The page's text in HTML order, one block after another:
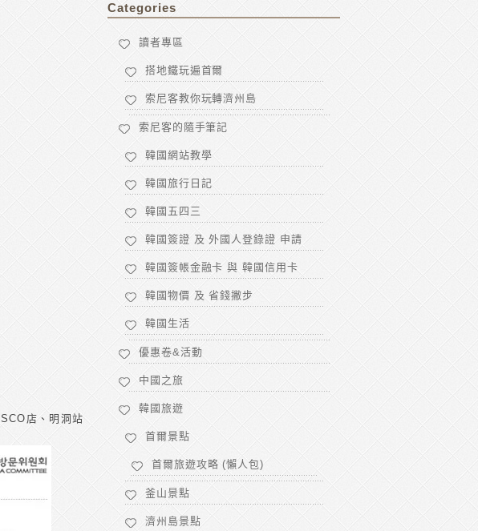
店、明洞站
Categories
讀者專區
搭地鐵玩遍首爾
索尼客教你玩轉濟州島
索尼客的隨手筆記
韓國網站教學
韓國旅行日記
韓國五四三
韓國簽證 及 外國人登錄證 申請
韓國簽帳金融卡 與 韓國信用卡
韓國物價 及 省錢撇步
韓國生活
優惠卷&活動
中國之旅
韓國旅遊
首爾景點
首爾旅遊攻略 (懶人包)
釜山景點
濟州島景點